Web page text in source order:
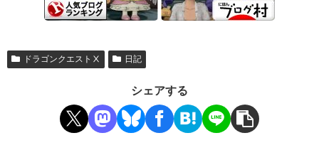
ドラゴンクエストⅩ 日記
シェアする